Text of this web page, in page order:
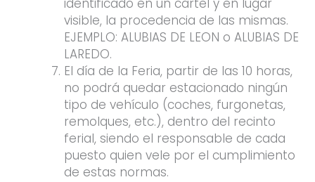
identificado en un cartel y en lugar
visible, la procedencia de las mismas.
EJEMPLO: ALUBIAS DE LEON o ALUBIAS DE
LAREDO.
El día de la Feria, partir de las 10 horas,
no podrá quedar estacionado ningún
tipo de vehículo (coches, furgonetas,
remolques, etc.), dentro del recinto
ferial, siendo el responsable de cada
puesto quien vele por el cumplimiento
de estas normas.